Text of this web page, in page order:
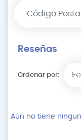
Reseñas
Ordenar por:
Aún no tiene